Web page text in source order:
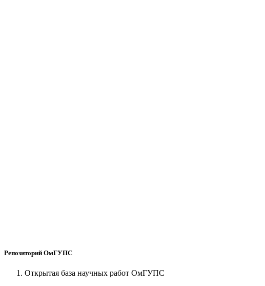
Репозиторий ОмГУПС
Открытая база научных работ ОмГУПС